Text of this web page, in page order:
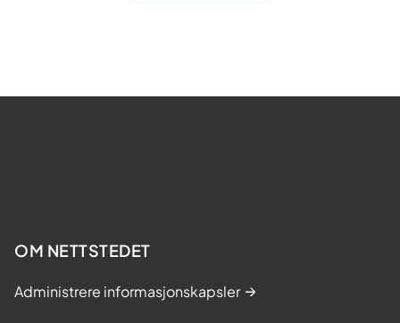
OM NETTSTEDET
Administrere informasjonskapsler